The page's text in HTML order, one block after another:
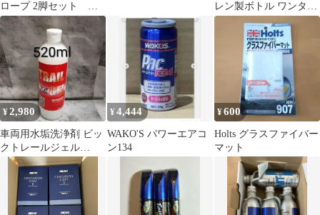
ロープ 2脚セット ロ
ーダウン カースロープ
レン製ボトル ワンタッ
チキャップ付 8本セッ
¥2,980
車両用水垢洗浄剤 ビッ
クトレールジェル
520ml ×1本②
¥4,444
WAKO'S パワーエアコ
ン134
¥600
Holts グラスファイバー
マット